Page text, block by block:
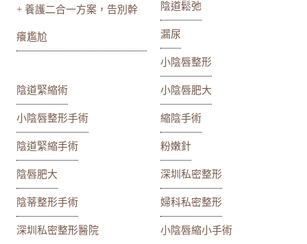
+ 養護二合一方案，告別幹
癢尷尬
陰道鬆弛
漏尿
小陰唇整形
陰道緊縮術 小陰唇肥大
小陰唇整形手術 縮陰手術
陰道緊縮手術 粉嫩針
陰唇肥大 深圳私密整形
陰蒂整形手術 婦科私密整形
深圳私密整形醫院 小陰唇縮小手術